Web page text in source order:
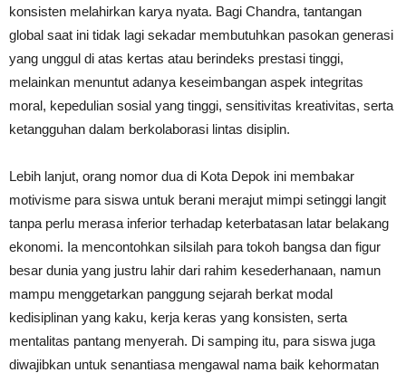
konsisten melahirkan karya nyata. Bagi Chandra, tantangan
global saat ini tidak lagi sekadar membutuhkan pasokan generasi
yang unggul di atas kertas atau berindeks prestasi tinggi,
melainkan menuntut adanya keseimbangan aspek integritas
moral, kepedulian sosial yang tinggi, sensitivitas kreativitas, serta
ketangguhan dalam berkolaborasi lintas disiplin.
Lebih lanjut, orang nomor dua di Kota Depok ini membakar
motivisme para siswa untuk berani merajut mimpi setinggi langit
tanpa perlu merasa inferior terhadap keterbatasan latar belakang
ekonomi. Ia mencontohkan silsilah para tokoh bangsa dan figur
besar dunia yang justru lahir dari rahim kesederhanaan, namun
mampu menggetarkan panggung sejarah berkat modal
kedisiplinan yang kaku, kerja keras yang konsisten, serta
mentalitas pantang menyerah. Di samping itu, para siswa juga
diwajibkan untuk senantiasa mengawal nama baik kehormatan